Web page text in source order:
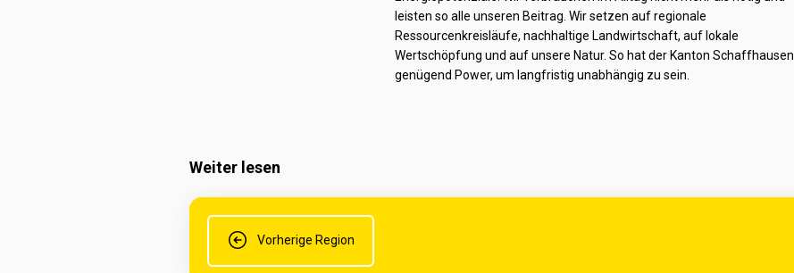
leisten so alle unseren Beitrag. Wir setzen auf regionale
Ressourcenkreisläufe, nachhaltige Landwirtschaft, auf lokale
Wertschöpfung und auf unsere Natur. So hat der Kanton Schaffhausen
genügend Power, um langfristig unabhängig zu sein.
Weiter lesen
Vorherige Region